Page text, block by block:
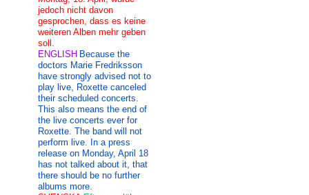
jedoch nicht davon
gesprochen, dass es keine
weiteren Alben mehr geben
soll.
ENGLISH Because the
doctors Marie Fredriksson
have strongly advised not to
play live, Roxette canceled
their scheduled concerts.
This also means the end of
the live concerts ever for
Roxette. The band will not
perform live. In a press
release on Monday, April 18
has not talked about it, that
there should be no further
albums more.